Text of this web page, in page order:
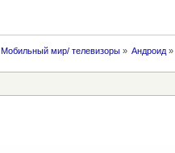
Мобильный мир/ телевизоры» Андроид»